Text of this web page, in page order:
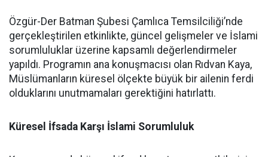
Özgür-Der Batman Şubesi Çamlıca Temsilciliği’nde
gerçekleştirilen etkinlikte, güncel gelişmeler ve İslami
sorumluluklar üzerine kapsamlı değerlendirmeler
yapıldı. Programın ana konuşmacısı olan Rıdvan Kaya,
Müslümanların küresel ölçekte büyük bir ailenin ferdi
olduklarını unutmamaları gerektiğini hatırlattı.
Küresel İfsada Karşı İslami Sorumluluk